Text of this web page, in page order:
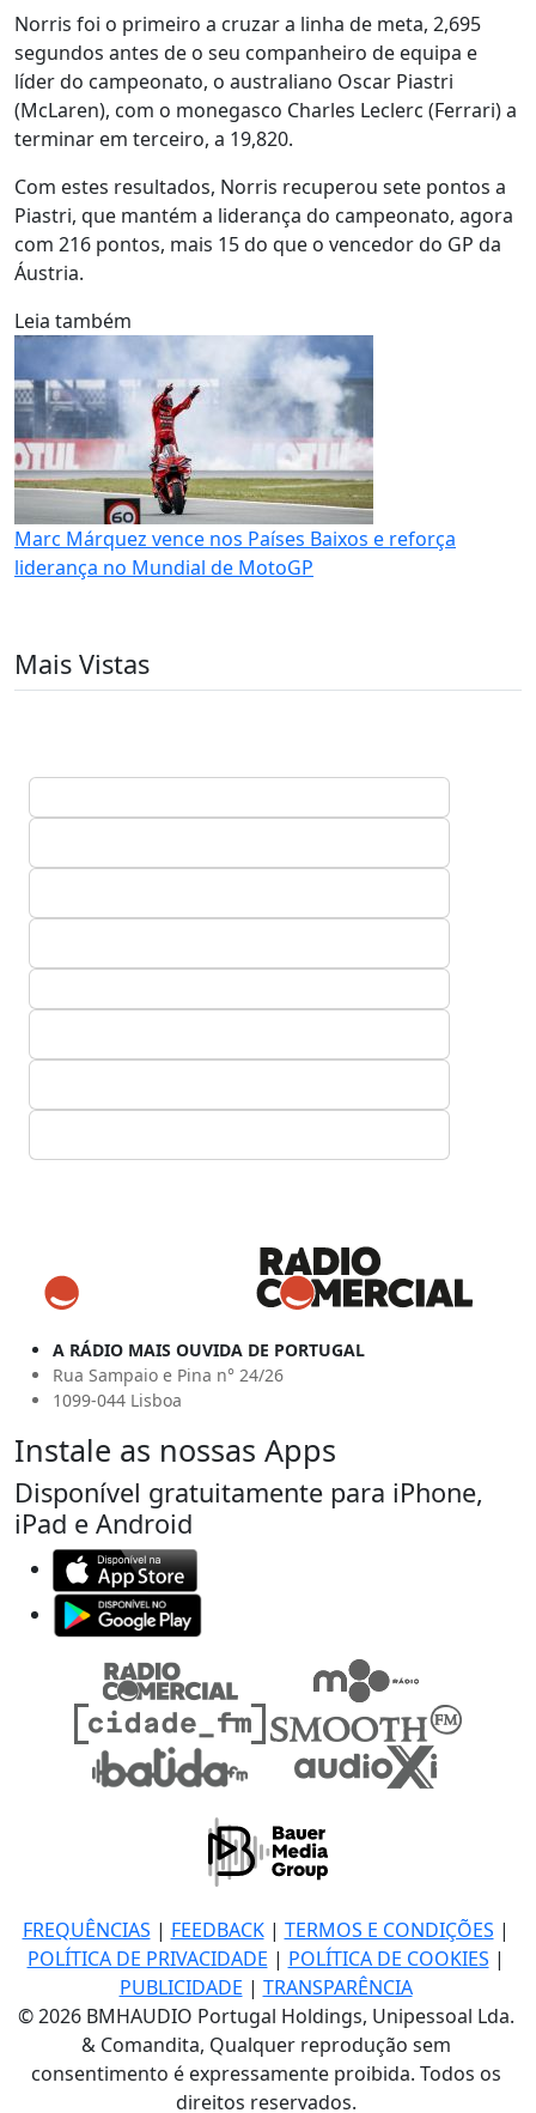
Norris foi o primeiro a cruzar a linha de meta, 2,695
segundos antes de o seu companheiro de equipa e
líder do campeonato, o australiano Oscar Piastri
(McLaren), com o monegasco Charles Leclerc (Ferrari) a
terminar em terceiro, a 19,820.
Com estes resultados, Norris recuperou sete pontos a
Piastri, que mantém a liderança do campeonato, agora
com 216 pontos, mais 15 do que o vencedor do GP da
Áustria.
Leia também
Marc Márquez vence nos Países Baixos e reforça
liderança no Mundial de MotoGP
Mais Vistas
A RÁDIO MAIS OUVIDA DE PORTUGAL
Rua Sampaio e Pina n° 24/26
1099-044 Lisboa
Instale as nossas Apps
Disponível gratuitamente para iPhone,
iPad e Android
FREQUÊNCIAS | FEEDBACK| TERMOS E CONDIÇÕES |
POLÍTICA DE PRIVACIDADE | POLÍTICA DE COOKIES |
PUBLICIDADE | TRANSPARÊNCIA
© 2026 BMHAUDIO Portugal Holdings, Unipessoal Lda.
& Comandita, Qualquer reprodução sem
consentimento é expressamente proibida. Todos os
direitos reservados.